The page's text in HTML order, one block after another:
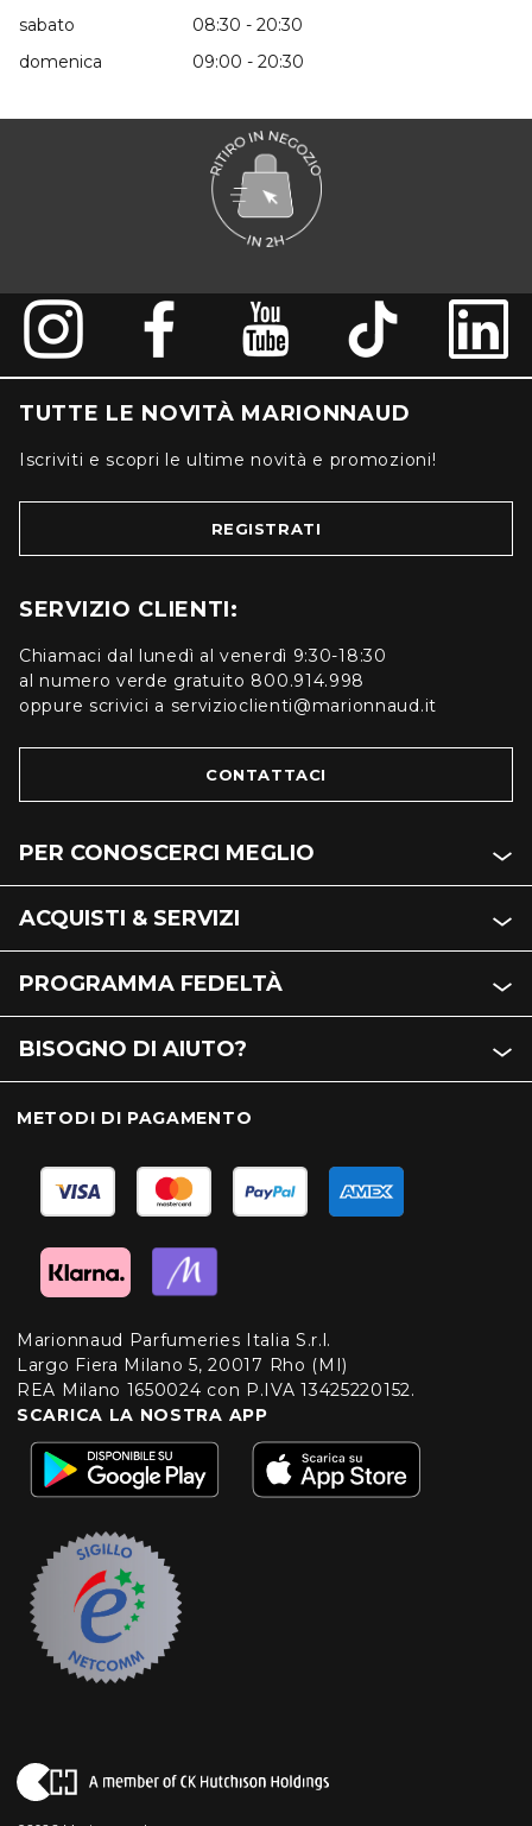
sabato
08:30 - 20:30
domenica
09:00 - 20:30
TUTTE LE NOVITÀ MARIONNAUD
Iscriviti e scopri le ultime novità e promozioni!
REGISTRATI
SERVIZIO CLIENTI:
Chiamaci dal lunedì al venerdì 9:30-18:30
al numero verde gratuito 800.914.998
oppure scrivici a servizioclienti@marionnaud.it
CONTATTACI
PER CONOSCERCI MEGLIO
ACQUISTI & SERVIZI
PROGRAMMA FEDELTÀ
BISOGNO DI AIUTO?
METODI DI PAGAMENTO
Marionnaud Parfumeries Italia S.r.l.
Largo Fiera Milano 5, 20017 Rho (MI)
REA Milano 1650024 con P.IVA 13425220152.
SCARICA LA NOSTRA APP